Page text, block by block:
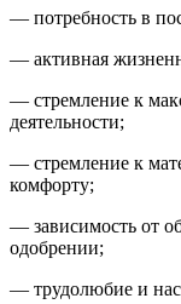
— потребность в
— активная
— стремление к
деятельности;
— стремление к
комфорту;
— зависимость от
одобрении;
— трудолюбие и